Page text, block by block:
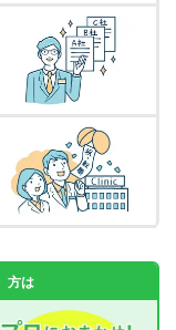
方は